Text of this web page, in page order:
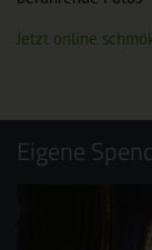
Jetzt online
Eigene